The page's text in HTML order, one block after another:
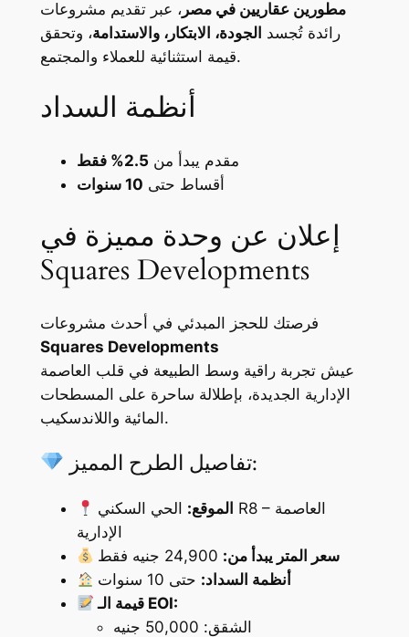
مطورين عقاريين في مصر، عبر تقديم مشروعات
رائدة تُجسد الجودة، الابتكار، والاستدامة، وتحقق
قيمة استثنائية للعملاء والمجتمع.
أنظمة السداد
مقدم يبدأ من 2.5% فقط
أقساط حتى 10 سنوات
إعلان عن وحدة مميزة في
Squares Developments
فرصتك للحجز المبدئي في أحدث مشروعات
Squares Developments
عيش تجربة راقية وسط الطبيعة في قلب العاصمة
الإدارية الجديدة، بإطلالة ساحرة على المسطحات
المائية واللاندسكيب.
تفاصيل الطرح المميز:
الموقع: الحي السكني R8 – العاصمة
الإدارية
سعر المتر يبدأ من:
أنظمة السداد: حتى 10 سنوات
قيمة الـ EOI:
الشقق: 50,000 جنيه